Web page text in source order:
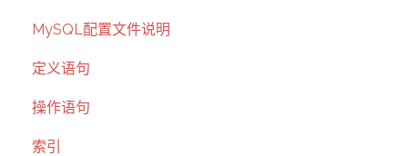
MySQL配置文件说明
定义语句
操作语句
索引